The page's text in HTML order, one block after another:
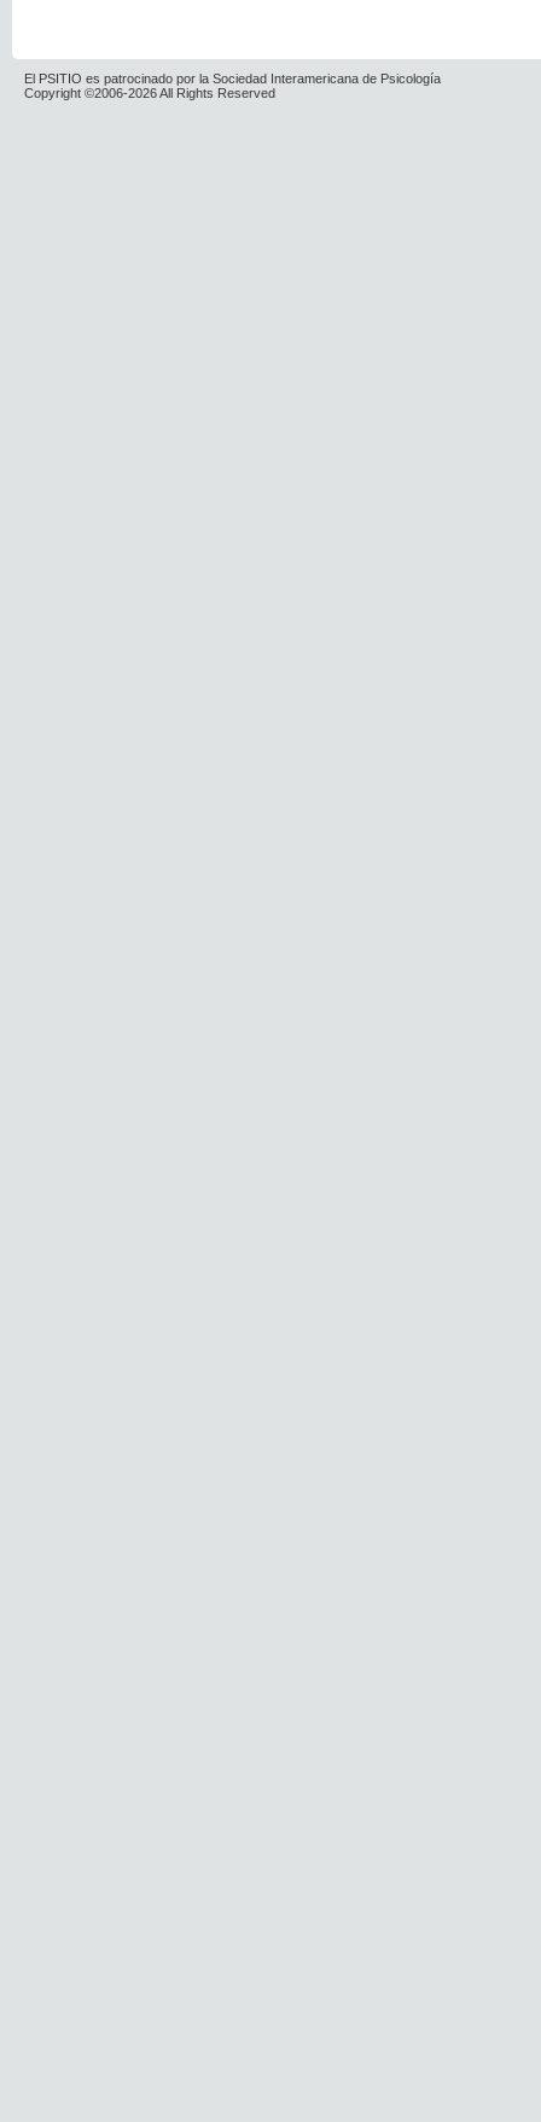
El PSITIO es patrocinado por la Sociedad Interamericana de Psicología
Copyright ©2006-2026 All Rights Reserved